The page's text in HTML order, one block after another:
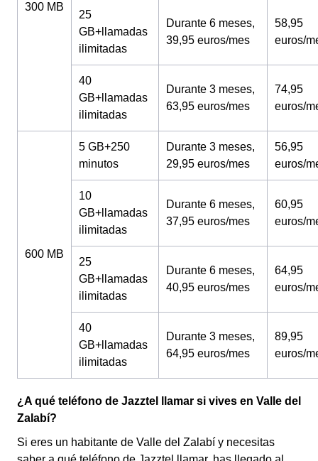
300 MB
25
GB+llamadas
ilimitadas
Durante 6 meses,
39,95 euros/mes
58,95
euros/
40
GB+llamadas
ilimitadas
Durante 3 meses,
63,95 euros/mes
74,95
euros/
600 MB
5 GB+250
minutos
Durante 3 meses,
29,95 euros/mes
56,95
euros/
10
GB+llamadas
ilimitadas
Durante 6 meses,
37,95 euros/mes
60,95
euros/
25
GB+llamadas
ilimitadas
Durante 6 meses,
40,95 euros/mes
64,95
euros/
40
GB+llamadas
ilimitadas
Durante 3 meses,
64,95 euros/mes
89,95
euros/
¿A qué teléfono de Jazztel llamar si vives en Valle del
Zalabí?
Si eres un habitante de Valle del Zalabí y necesitas